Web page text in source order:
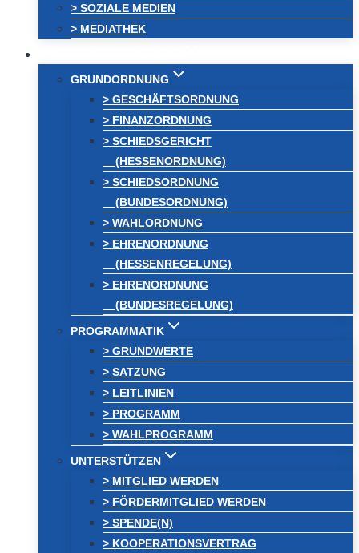
> SOZIALE MEDIEN
> MEDIATHEK
GRUNDORDNUNG
> GESCHÄFTSORDNUNG
> FINANZORDNUNG
> SCHIEDSGERICHT
(HESSENORDNUNG)
> SCHIEDSORDNUNG
(BUNDESORDNUNG)
> WAHLORDNUNG
> EHRENORDNUNG
(HESSENREGELUNG)
> EHRENORDNUNG
(BUNDESREGELUNG)
PROGRAMMATIK
> GRUNDWERTE
> SATZUNG
> LEITLINIEN
> PROGRAMM
> WAHLPROGRAMM
UNTERSTÜTZEN
> MITGLIED WERDEN
> FÖRDERMITGLIED WERDEN
> SPENDE(N)
> KOOPERATIONSVERTRAG